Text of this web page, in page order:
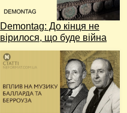
Demontag: До кінця не
вірилося, що буде війна